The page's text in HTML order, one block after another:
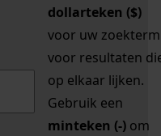
dollarteken ($)
voor uw zoekterm
voor resultaten
op elkaar lijken.
Gebruik een
minteken (-) om